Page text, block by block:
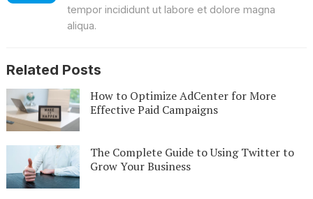
tempor incididunt ut labore et dolore magna
aliqua.
Related Posts
How to Optimize AdCenter for More
Effective Paid Campaigns
The Complete Guide to Using Twitter to
Grow Your Business